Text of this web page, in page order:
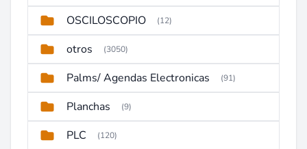
OSCILOSCOPIO (12)
otros (3050)
Palms/ Agendas Electronicas (91)
Planchas (9)
PLC (120)